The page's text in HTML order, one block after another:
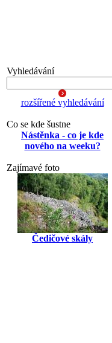
Vyhledávání
rozšířené vyhledávání
Co se kde šustne
Nástěnka - co je kde
nového na weeku?
Zajímavé foto
Čedičové skály